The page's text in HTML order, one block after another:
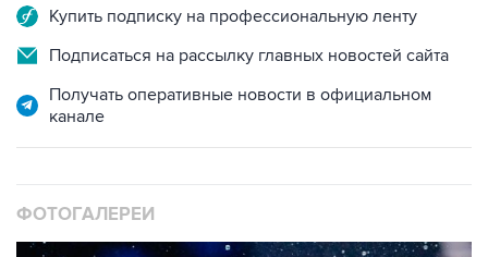
Купить подписку на профессиональную ленту
Подписаться на рассылку главных новостей сайта
Получать оперативные новости в официальном
канале
ФОТОГАЛЕРЕИ